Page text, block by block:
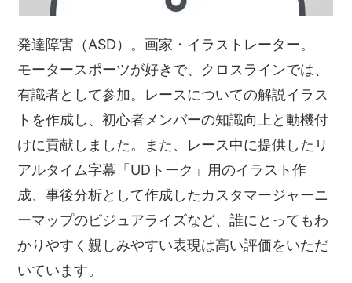
発達障害（ASD）。画家・イラストレーター。
モータースポーツが好きで、クロスラインでは、
有識者として参加。レースについての解説イラス
トを作成し、初心者メンバーの知識向上と動機付
けに貢献しました。また、レース中に提供したリ
アルタイム字幕「UDトーク」用のイラスト作
成、事後分析として作成したカスタマージャーニ
ーマップのビジュアライズなど、誰にとってもわ
かりやすく親しみやすい表現は高い評価をいただ
いています。